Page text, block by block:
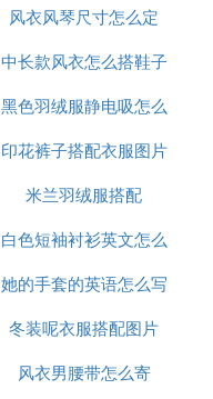
风衣风琴尺寸怎么定
中长款风衣怎么搭鞋子
黑色羽绒服静电吸怎么
办
印花裤子搭配衣服图片
米兰羽绒服搭配
白色短袖衬衫英文怎么
说
她的手套的英语怎么写
冬装呢衣服搭配图片
风衣男腰带怎么寄